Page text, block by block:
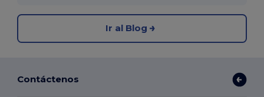
Ir al Blog
Contáctenos